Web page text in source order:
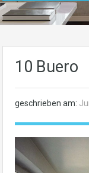
10 Buero
geschrieben am: